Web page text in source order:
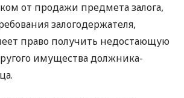
от продажи предмета залога,
залогодержателя,
право получить недостающую
имущества должника-